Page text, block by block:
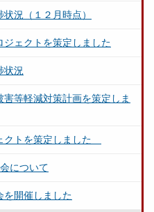
況（１２月時点）
ェクトを策定しました
状況
等軽減対策計画を策定しま
クトを策定しました
について
を開催しました